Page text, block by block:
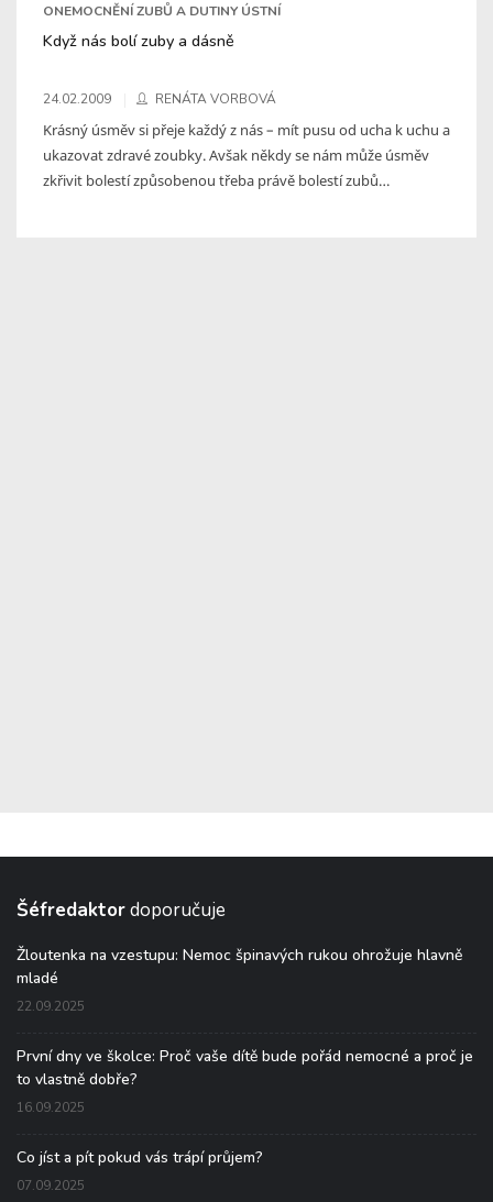
ONEMOCNĚNÍ ZUBŮ A DUTINY ÚSTNÍ
Když nás bolí zuby a dásně
24.02.2009 RENÁTA VORBOVÁ
Krásný úsměv si přeje každý z nás – mít pusu od ucha k uchu a
ukazovat zdravé zoubky. Avšak někdy se nám může úsměv
zkřivit bolestí způsobenou třeba právě bolestí zubů…
Šéfredaktordoporučuje
Žloutenka na vzestupu: Nemoc špinavých rukou ohrožuje hlavně
mladé
22.09.2025
První dny ve školce: Proč vaše dítě bude pořád nemocné a proč je
to vlastně dobře?
16.09.2025
Co jíst a pít pokud vás trápí průjem?
07.09.2025